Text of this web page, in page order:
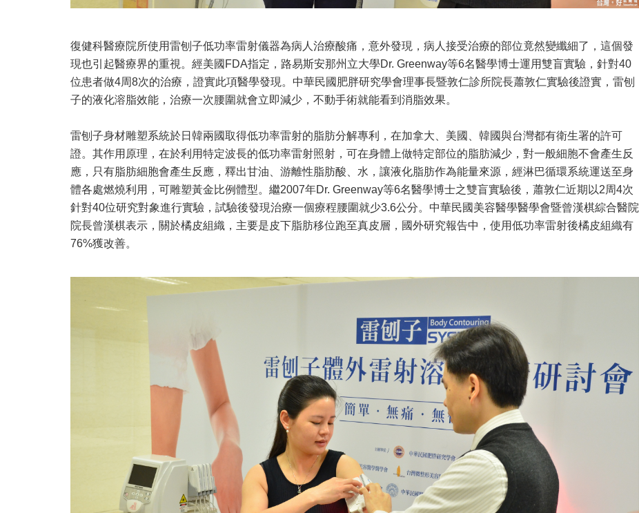
復健科醫療院所使用雷刨子低功率雷射儀器為病人治療酸痛，意外發現，病人接受治療的部位竟然變纖細了，這個發
現也引起醫療界的重視。經美國FDA指定，路易斯安那州立大學Dr. Greenway等6名醫學博士運用雙盲實驗，針對40
位患者做4周8次的治療，證實此項醫學發現。中華民國肥胖研究學會理事長暨敦仁診所院長蕭敦仁實驗後證實，雷刨
子的液化溶脂效能，治療一次腰圍就會立即減少，不動手術就能看到消脂效果。
雷刨子身材雕塑系統於日韓兩國取得低功率雷射的脂肪分解專利，在加拿大、美國、韓國與台灣都有衛生署的許可
證。其作用原理，在於利用特定波長的低功率雷射照射，可在身體上做特定部位的脂肪減少，對一般細胞不會產生反
應，只有脂肪細胞會產生反應，釋出甘油、游離性脂肪酸、水，讓液化脂肪作為能量來源，經淋巴循環系統運送至身
體各處燃燒利用，可雕塑黃金比例體型。繼2007年Dr. Greenway等6名醫學博士之雙盲實驗後，蕭敦仁近期以2周4次
針對40位研究對象進行實驗，試驗後發現治療一個療程腰圍就少3.6公分。中華民國美容醫學醫學會暨曾漢棋綜合醫院
院長曾漢棋表示，關於橘皮組織，主要是皮下脂肪移位跑至真皮層，國外研究報告中，使用低功率雷射後橘皮組織有
76%獲改善。